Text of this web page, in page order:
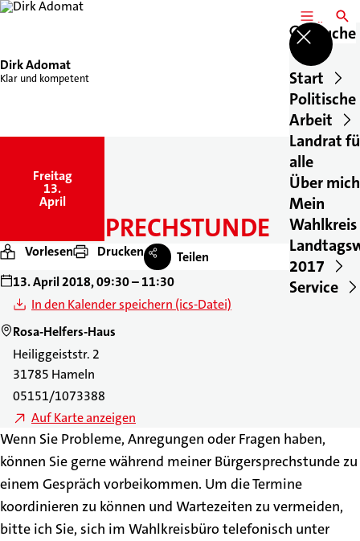
Dirk Adomat
Klar und kompetent
MENÜSuche
Start
Politische
Arbeit
Landrat
alle
Über mich
Mein
Wahlkreis
2017
Service
Freitag,
13.
April
BÜRGERSPRECHSTUNDE
Vorlesen Drucken
Teilen
13. April 2018, 09:30 – 11:30
In den Kalender speichern (ics-Datei)
Rosa-Helfers-Haus
Heiliggeiststr. 2
31785 Hameln
05151/1073388
Auf Karte anzeigen
Wenn Sie Probleme, Anregungen oder Fragen haben,
können Sie gerne während meiner Bürgersprechstunde zu
einem Gespräch vorbeikommen. Um die Termine
koordinieren zu können und Wartezeiten zu vermeiden,
bitte ich Sie, sich im Wahlkreisbüro telefonisch unter